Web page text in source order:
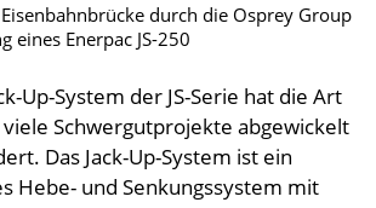
durch die Osprey Group
eines Enerpac JS-250
Up-System der JS-Serie hat die Art
Schwergutprojekte abgewickelt
Das Jack-Up-System ist ein
Hebe- und Senkungssystem mit